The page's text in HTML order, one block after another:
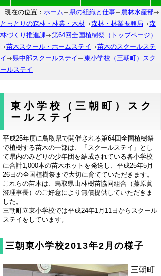
現在の位置： ホーム 県の組織と仕事
農林水産部
とっとりの森林・林業・木材
森林・林業振興局
森
林づくり推進課
第64回全国植樹祭（トップページ）
苗木スクール・ホームステイ
苗木のスクールステ
イ
県中部スクールステイ
東小学校（三朝町）スク
ールステイ
東小学校（三朝町）スク
ールステイ
平成25年度に鳥取県で開催される第64回全国植樹祭
で植樹する苗木の一部は、「スクールステイ」とし
て県内のみどりの少年団を結成されている各小学校
に合計1,000本の苗木ポットを発送し、平成25年5月
26日の全国植樹祭まで大切に育てていただきます。
これらの苗木は、鳥取県山林樹苗協同組合（藤原眞
澄理事長）のご好意により無償提供していただきま
した。
三朝町立東小学校では平成24年1月11日からスクール
ステイをしています。
三朝東小学校2013年2月の様子
三朝町